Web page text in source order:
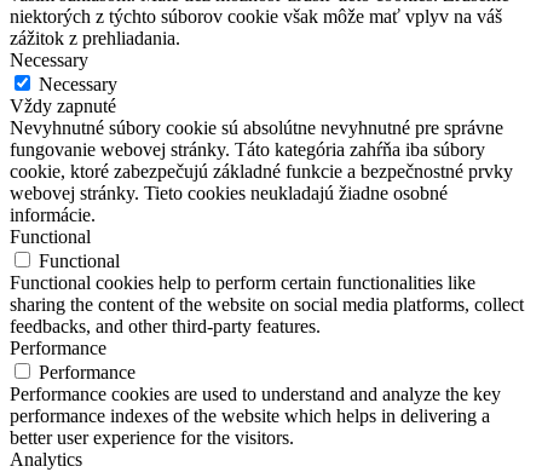
niektorých z týchto súborov cookie však môže mať vplyv na váš
zážitok z prehliadania.
Necessary
Necessary
Vždy zapnuté
Nevyhnutné súbory cookie sú absolútne nevyhnutné pre správne
fungovanie webovej stránky. Táto kategória zahŕňa iba súbory
cookie, ktoré zabezpečujú základné funkcie a bezpečnostné prvky
webovej stránky. Tieto cookies neukladajú žiadne osobné
informácie.
Functional
Functional
Functional cookies help to perform certain functionalities like
sharing the content of the website on social media platforms, collect
feedbacks, and other third-party features.
Performance
Performance
Performance cookies are used to understand and analyze the key
performance indexes of the website which helps in delivering a
better user experience for the visitors.
Analytics